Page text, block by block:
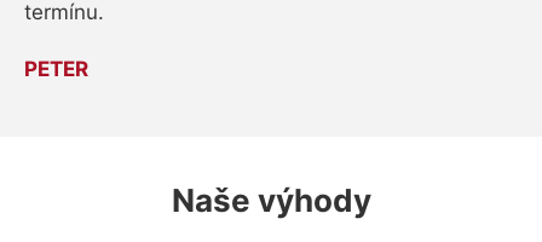
termínu.
PETER
Naše výhody